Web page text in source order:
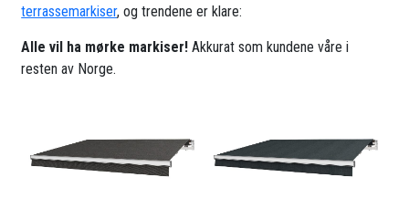
terrassemarkiser, og trendene er klare:
Alle vil ha mørke markiser! Akkurat som kundene våre i
resten av Norge.